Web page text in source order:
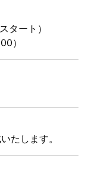
タート）
）
たします。